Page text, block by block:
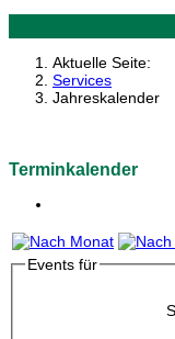
Aktuelle Seite:
Services
Jahreskalender
Terminkalender
Events für